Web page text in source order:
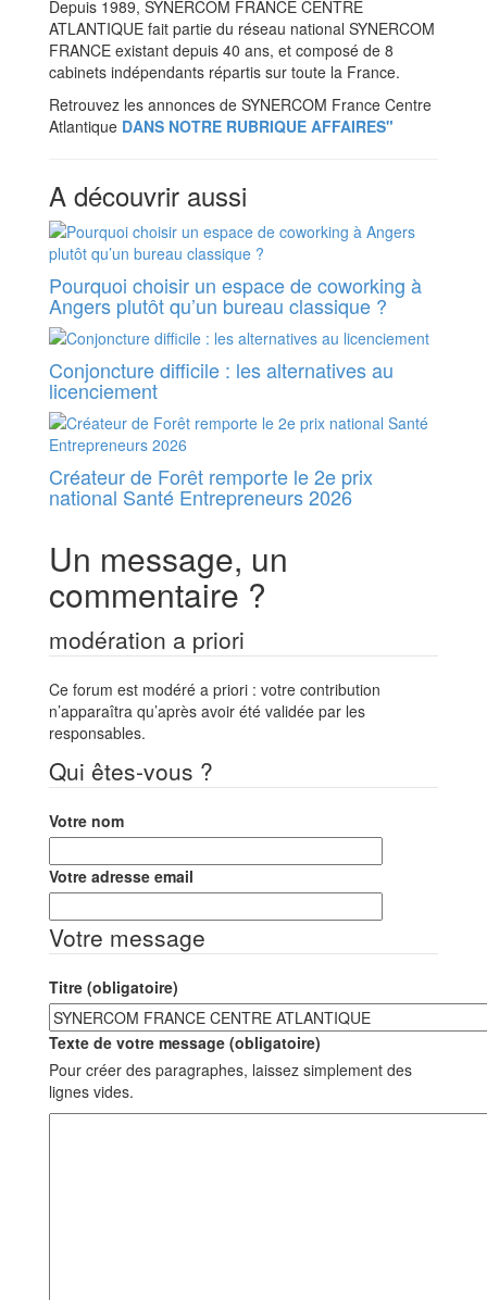
Depuis 1989, SYNERCOM FRANCE CENTRE
ATLANTIQUE fait partie du réseau national SYNERCOM
FRANCE existant depuis 40 ans, et composé de 8
cabinets indépendants répartis sur toute la France.
Retrouvez les annonces de SYNERCOM France Centre
Atlantique DANS NOTRE RUBRIQUE AFFAIRES"
A découvrir aussi
Pourquoi choisir un espace de coworking à
Angers plutôt qu’un bureau classique ?
Conjoncture difficile : les alternatives au
licenciement
Créateur de Forêt remporte le 2e prix
national Santé Entrepreneurs 2026
Un message, un
commentaire ?
modération a priori
Ce forum est modéré a priori : votre contribution
n’apparaîtra qu’après avoir été validée par les
responsables.
Qui êtes-vous ?
Votre nom
Votre adresse email
Votre message
Titre (obligatoire)
Texte de votre message (obligatoire)
Pour créer des paragraphes, laissez simplement des
lignes vides.